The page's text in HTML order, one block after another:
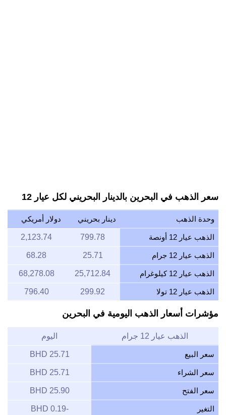
سعر الذهب في البحرين بالدينار البحريني لكل عيار 12
وحدة الذهب دينار بحريني دولار أمريكي
الذهب عيار 12 أونصة 799.78
2,123.74
الذهب عيار 12 جرام 25.71
68.28
الذهب عيار 12 كيلوغرام 25,712.84
68,278.08
الذهب عيار 12 تولا 299.92
796.40
مؤشرات أسعار الذهب اليومية في البحرين
الذهب عيار 12 جرام اليوم
سعر البيع 25.71 BHD
سعر الشراء 25.71 BHD
سعر الفتح 25.90 BHD
التغير -0.19 BHD